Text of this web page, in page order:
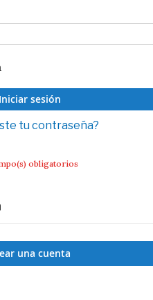
Iniciar sesión
tu contraseña?
una cuenta